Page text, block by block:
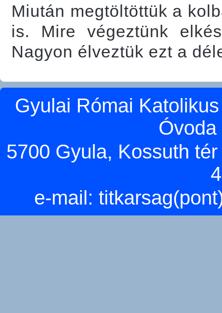
Miután megtöltöttük a
is. Mire végeztünk
Nagyon élveztük ezt a
Gyulai Római
5700 Gyula, Kossuth
e-mail: